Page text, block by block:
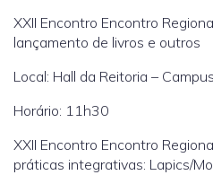
XXII Encontro Encontro
lançamento de livros e outros
Local: Hall da Reitoria –
Horário: 11h30
XXII Encontro Encontro
práticas integrativas: Lapics/